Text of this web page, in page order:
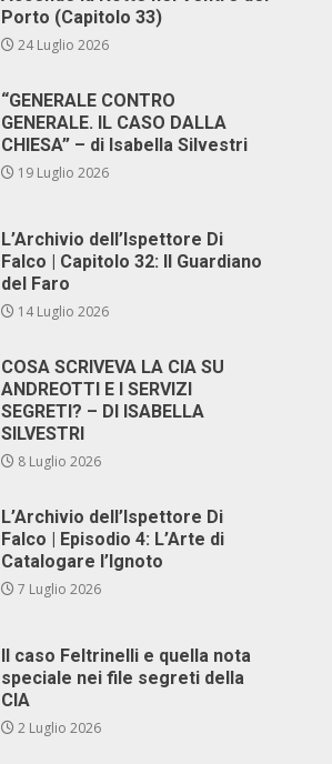
Porto (Capitolo 33)
24 Luglio 2026
“GENERALE CONTRO
GENERALE. IL CASO DALLA
CHIESA” – di Isabella Silvestri
19 Luglio 2026
L’Archivio dell’Ispettore Di
Falco | Capitolo 32: Il Guardiano
del Faro
14 Luglio 2026
COSA SCRIVEVA LA CIA SU
ANDREOTTI E I SERVIZI
SEGRETI? – DI ISABELLA
SILVESTRI
8 Luglio 2026
L’Archivio dell’Ispettore Di
Falco | Episodio 4: L’Arte di
Catalogare l’Ignoto
7 Luglio 2026
Il caso Feltrinelli e quella nota
speciale nei file segreti della
CIA
2 Luglio 2026